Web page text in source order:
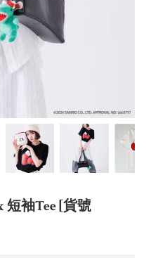
短袖Tee [貨號